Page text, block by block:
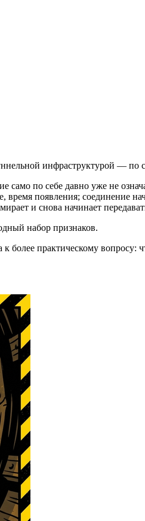
инфраструктурой — по
по себе давно уже не
появления; соединение
и снова начинает
набор признаков.
более практическому